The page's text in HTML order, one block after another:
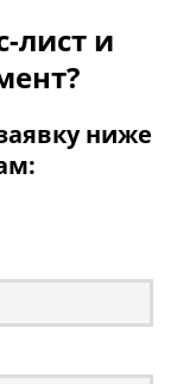
лист и
ниже